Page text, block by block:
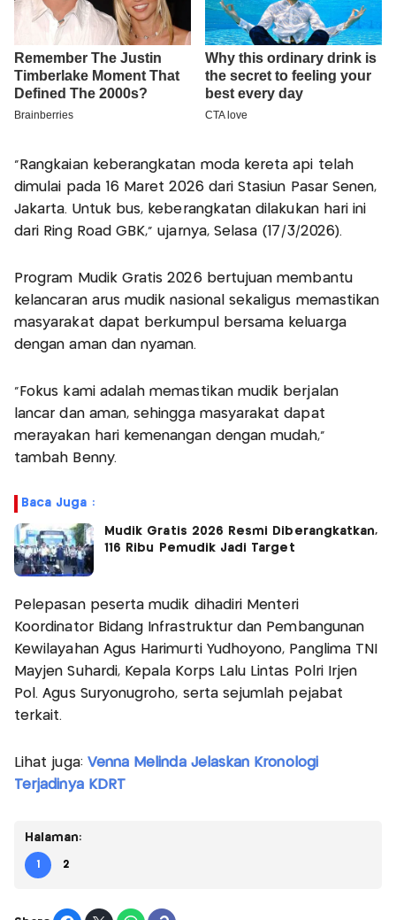
"Rangkaian keberangkatan moda kereta api telah
dimulai pada 16 Maret 2026 dari Stasiun Pasar Senen,
Jakarta. Untuk bus, keberangkatan dilakukan hari ini
dari Ring Road GBK," ujarnya, Selasa (17/3/2026).
Program Mudik Gratis 2026 bertujuan membantu
kelancaran arus mudik nasional sekaligus memastikan
masyarakat dapat berkumpul bersama keluarga
dengan aman dan nyaman.
"Fokus kami adalah memastikan mudik berjalan
lancar dan aman, sehingga masyarakat dapat
merayakan hari kemenangan dengan mudah,"
tambah Benny.
Baca Juga :
Mudik Gratis 2026 Resmi Diberangkatkan,
116 Ribu Pemudik Jadi Target
Pelepasan peserta mudik dihadiri Menteri
Koordinator Bidang Infrastruktur dan Pembangunan
Kewilayahan Agus Harimurti Yudhoyono, Panglima TNI
Mayjen Suhardi, Kepala Korps Lalu Lintas Polri Irjen
Pol. Agus Suryonugroho, serta sejumlah pejabat
terkait.
Lihat juga: Venna Melinda Jelaskan Kronologi
Terjadinya KDRT
Halaman:
1 2